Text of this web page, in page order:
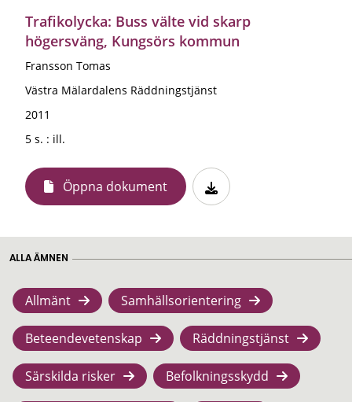
Trafikolycka: Buss välte vid skarp
högersväng, Kungsörs kommun
Fransson Tomas
Västra Mälardalens Räddningstjänst
2011
5 s. : ill.
Öppna dokument
ALLA ÄMNEN
Allmänt Samhällsorientering
Beteendevetenskap Räddningstjänst
Särskilda risker Befolkningsskydd